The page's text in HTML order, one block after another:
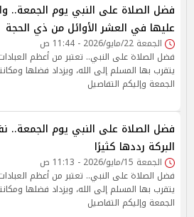
فضل الصلاة على النبي يوم الجمعة..
عليها في العشر الأوائل من ذي الحجة
الجمعة 22/مايو/2026 - 11:44 ص
فضل الصلاة على النبي.. تعتبر من أعظم
يتقرب بها المسلم إلى الله، ويزداد فضلها
الجمعة وإليكم التفاصيل
فضل الصلاة على النبي يوم الجمعة..
البركة رددها كثيرًا
الجمعة 15/مايو/2026 - 11:13 ص
فضل الصلاة على النبي.. تعتبر من أعظم
يتقرب بها المسلم إلى الله، ويزداد فضلها
الجمعة وإليكم التفاصيل